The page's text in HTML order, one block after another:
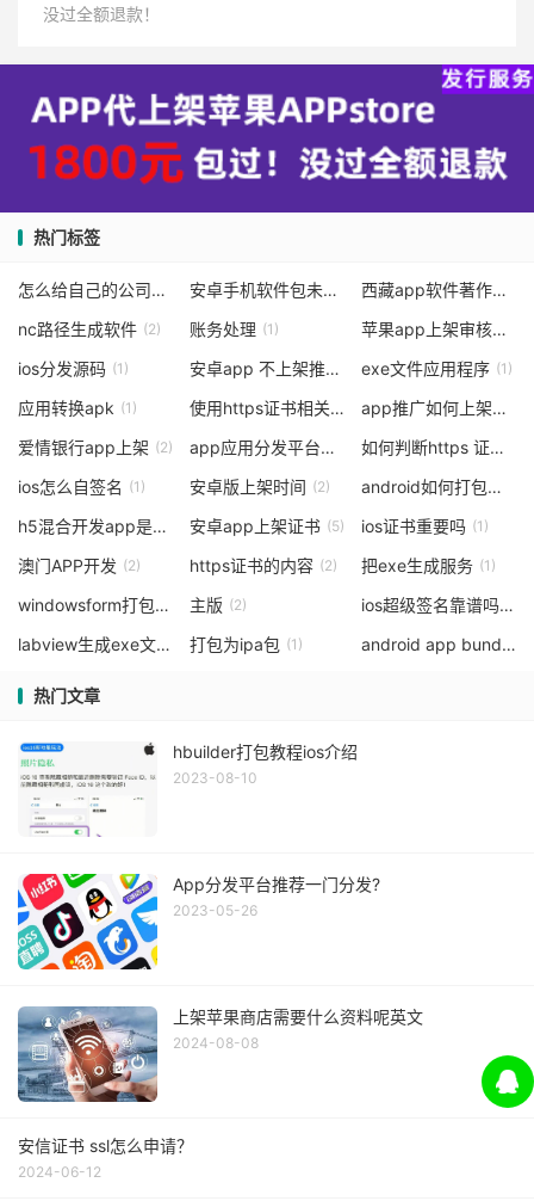
没过全额退款！
热门标签
怎么给自己的公司制作app (1) 安卓手机软件包未签名怎么安装不了软件 (1)
西藏app软件著作权申请费用
nc路径生成软件 (2) 账务处理 (1)
苹果app上架审核成功后再改名字
ios分发源码 (1) 安卓app 不上架推广有用吗 (1)
exe文件应用程序 (1)
应用转换apk (1) 使用https证书相关的内容 (1)
app推广如何上架华为应用市场
爱情银行app上架 (2) app应用分发平台搭建 (4)
如何判断https 证书是否有效
ios怎么自签名 (1) 安卓版上架时间 (2)
android如何打包成apk
h5混合开发app是什么意思
(1)
安卓app上架证书 (5) ios证书重要吗 (1)
澳门APP开发 (2) https证书的内容 (2) 把exe生成服务 (1)
windowsform打包web (1)
主版 (2) ios超级签名靠谱吗
(1)
labview生成exe文件 (4)
打包为ipa包 (1) android app bundle
热门文章
hbuilder打包教程ios介绍
2023-08-10
App分发平台推荐一门分发?
2023-05-26
上架苹果商店需要什么资料呢英文
2024-08-08
安信证书 ssl怎么申请？
2024-06-12